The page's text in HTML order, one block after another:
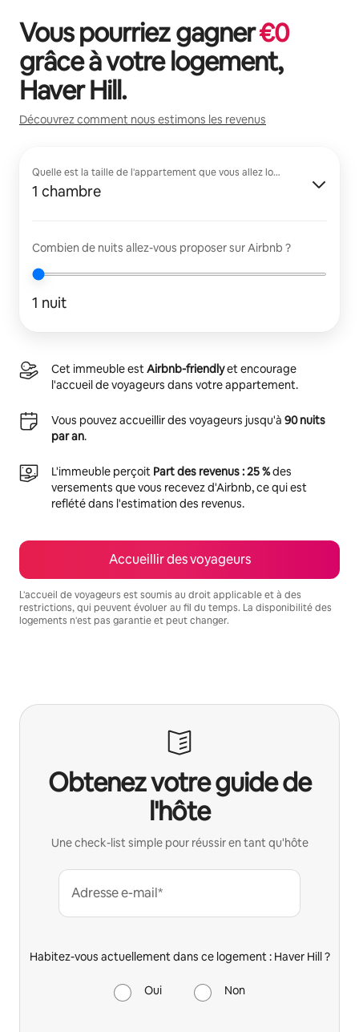
Vous pourriez gagner€0
grâce à votre logement,
Haver Hill.
Découvrez comment nous estimons les revenus
Quelle est la taille de l'appartement que vous allez louer ?
1 chambre
Combien de nuits allez-vous proposer sur Airbnb ?
1 nuit
Cet immeuble estAirbnb-friendlyet encourage
l'accueil de voyageurs dans votre appartement.
Vous pouvez accueillir des voyageurs jusqu'à 90 nuits
par an.
L'immeuble perçoit Part des revenus : 25 %des
versements que vous recevez d'Airbnb, ce qui est
reflété dans l'estimation des revenus.
Accueillir des voyageurs
L'accueil de voyageurs est soumis au droit applicable et à des
restrictions, qui peuvent évoluer au fil du temps. La disponibilité des
logements n'est pas garantie et peut changer.
Obtenez votre guide de
l'hôte
Une check-list simple pour réussir en tant qu'hôte
Adresse e-mail*
Habitez-vous actuellement dans ce logement : Haver Hill ?
Oui Non